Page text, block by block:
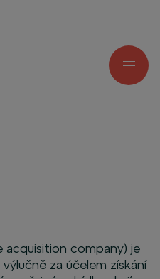
acquisition company) je
za účelem získání